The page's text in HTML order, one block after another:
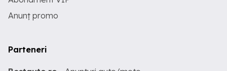
Anunț promo
Parteneri